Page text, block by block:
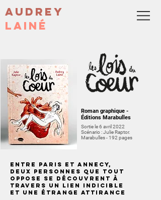
Audrey
Lainé
Sortie le 6 avril 2022
Scénario : Julie Raptor.
Marabulles - 192 pages
Roman graphique -
Éditions Marabulles
Entre Paris et Annecy,
deux personnes que tout
oppose se découvrent à
travers un lien indicible
et une étrange attirance